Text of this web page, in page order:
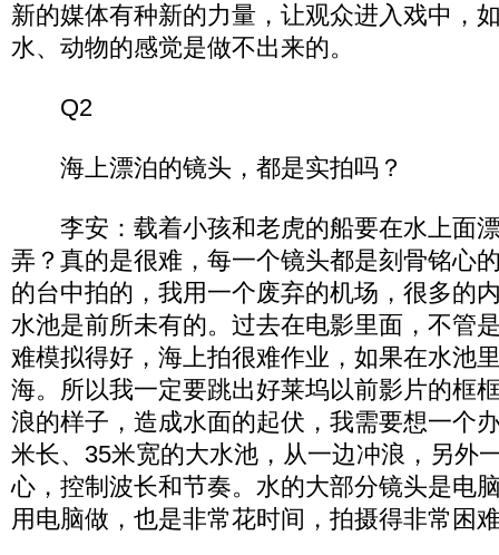
新的媒体有种新的力量，让观众进入戏中，
水、动物的感觉是做不出来的。
Q2
海上漂泊的镜头，都是实拍吗？
李安：载着小孩和老虎的船要在水上面
弄？真的是很难，每一个镜头都是刻骨铭心
的台中拍的，我用一个废弃的机场，很多的
水池是前所未有的。过去在电影里面，不管
难模拟得好，海上拍很难作业，如果在水池
海。所以我一定要跳出好莱坞以前影片的框
浪的样子，造成水面的起伏，我需要想一个
米长、35米宽的大水池，从一边冲浪，另外
心，控制波长和节奏。水的大部分镜头是电
用电脑做，也是非常花时间，拍摄得非常困